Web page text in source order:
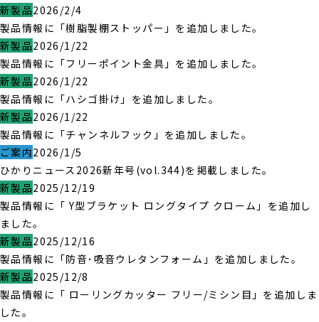
新製品2026/2/4
製品情報に「樹脂製棚ストッパー」を追加しました。
新製品2026/1/22
製品情報に「フリーポイント金具」を追加しました。
新製品2026/1/22
製品情報に「ハシゴ掛け」を追加しました。
新製品2026/1/22
製品情報に「チャンネルフック」を追加しました。
ご案内2026/1/5
ひかりニュース2026新年号(vol.344)を掲載しました。
新製品2025/12/19
製品情報に「 Y型ブラケット ロングタイプ クローム」を追加し
ました。
新製品2025/12/16
製品情報に「防音･吸音ウレタンフォーム」を追加しました。
新製品2025/12/8
製品情報に「 ローリングカッター フリー/ミシン目」を追加しま
した。